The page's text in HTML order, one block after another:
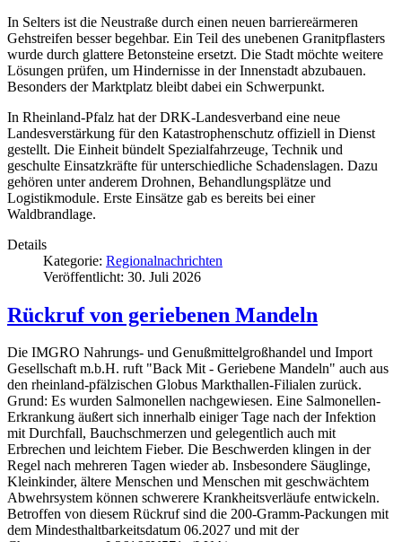
In Selters ist die Neustraße durch einen neuen barriereärmeren
Gehstreifen besser begehbar. Ein Teil des unebenen Granitpflasters
wurde durch glattere Betonsteine ersetzt. Die Stadt möchte weitere
Lösungen prüfen, um Hindernisse in der Innenstadt abzubauen.
Besonders der Marktplatz bleibt dabei ein Schwerpunkt.
In Rheinland-Pfalz hat der DRK-Landesverband eine neue
Landesverstärkung für den Katastrophenschutz offiziell in Dienst
gestellt. Die Einheit bündelt Spezialfahrzeuge, Technik und
geschulte Einsatzkräfte für unterschiedliche Schadenslagen. Dazu
gehören unter anderem Drohnen, Behandlungsplätze und
Logistikmodule. Erste Einsätze gab es bereits bei einer
Waldbrandlage.
Details
Kategorie: Regionalnachrichten
Veröffentlicht: 30. Juli 2026
Rückruf von geriebenen Mandeln
Die IMGRO Nahrungs- und Genußmittelgroßhandel und Import
Gesellschaft m.b.H. ruft "Back Mit - Geriebene Mandeln" auch aus
den rheinland-pfälzischen Globus Markthallen-Filialen zurück.
Grund: Es wurden Salmonellen nachgewiesen. Eine Salmonellen-
Erkrankung äußert sich innerhalb einiger Tage nach der Infektion
mit Durchfall, Bauchschmerzen und gelegentlich auch mit
Erbrechen und leichtem Fieber. Die Beschwerden klingen in der
Regel nach mehreren Tagen wieder ab. Insbesondere Säuglinge,
Kleinkinder, ältere Menschen und Menschen mit geschwächtem
Abwehrsystem können schwerere Krankheitsverläufe entwickeln.
Betroffen von diesem Rückruf sind die 200-Gramm-Packungen mit
dem Mindesthaltbarkeitsdatum 06.2027 und mit der